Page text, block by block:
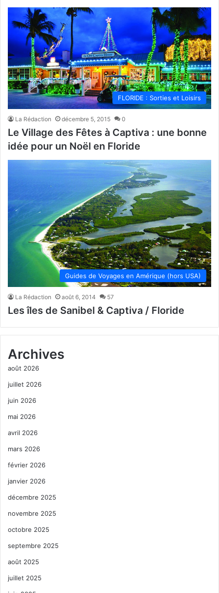
FLORIDE : Sorties et Loisirs
La Rédaction décembre 5, 2015 0
​Le Village des Fêtes à Captiva : une bonne
idée pour un Noël en Floride
Guides de Voyages en Amérique (hors USA)
La Rédaction août 6, 2014 57
Les îles de Sanibel & Captiva / Floride
Archives
août 2026
juillet 2026
juin 2026
mai 2026
avril 2026
mars 2026
février 2026
janvier 2026
décembre 2025
novembre 2025
octobre 2025
septembre 2025
août 2025
juillet 2025